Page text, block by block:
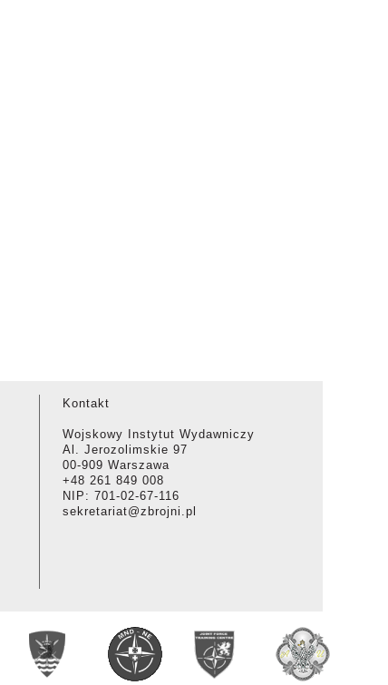
Kontakt
Wojskowy Instytut Wydawniczy
Al. Jerozolimskie 97
00-909 Warszawa
+48 261 849 008
NIP: 701-02-67-116
sekretariat@zbrojni.pl